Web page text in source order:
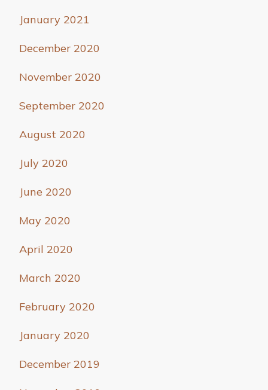
January 2021
December 2020
November 2020
September 2020
August 2020
July 2020
June 2020
May 2020
April 2020
March 2020
February 2020
January 2020
December 2019